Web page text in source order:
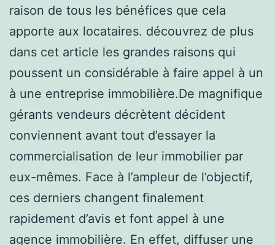
raison de tous les bénéfices que cela
apporte aux locataires. découvrez de plus
dans cet article les grandes raisons qui
poussent un considérable à faire appel à un
à une entreprise immobilière.De magnifique
gérants vendeurs décrètent décident
conviennent avant tout d’essayer la
commercialisation de leur immobilier par
eux-mêmes. Face à l’ampleur de l’objectif,
ces derniers changent finalement
rapidement d’avis et font appel à une
agence immobilière. En effet, diffuser une